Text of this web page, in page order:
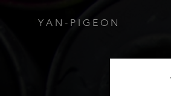
Y A N - P I G E O N